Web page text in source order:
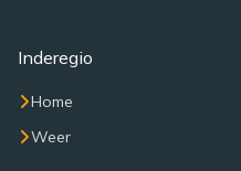
Inderegio
Home
Weer